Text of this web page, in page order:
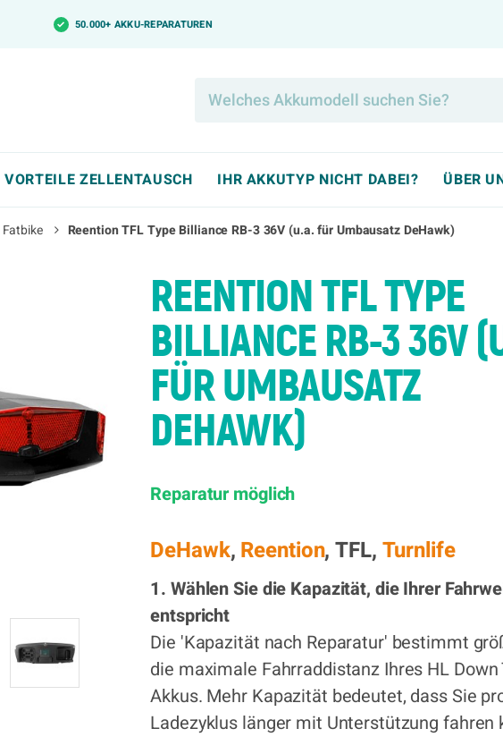
✓ 50.000+ AKKU-REPARATUREN
VORTEILE ZELLENTAUSCH IHR AKKUTYP NICHT DABEI? ÜBER
Fatbike Reention TFL Type Billiance RB-3 36V (u.a. für Umbausatz DeHawk)
REENTION TFL TYPE
BILLIANCE RB-3 36V
FÜR UMBAUSATZ
DEHAWK)
334,00 €
Reparatur möglich
DeHawk, Reention, TFL, Turnlife
1. Wählen Sie die Kapazität, die Ihrer
entspricht
Die 'Kapazität nach Reparatur' bestimmt
die maximale Fahrraddistanz Ihres HL Down
Akkus. Mehr Kapazität bedeutet, dass Sie
Ladezyklus länger mit Unterstützung fahren